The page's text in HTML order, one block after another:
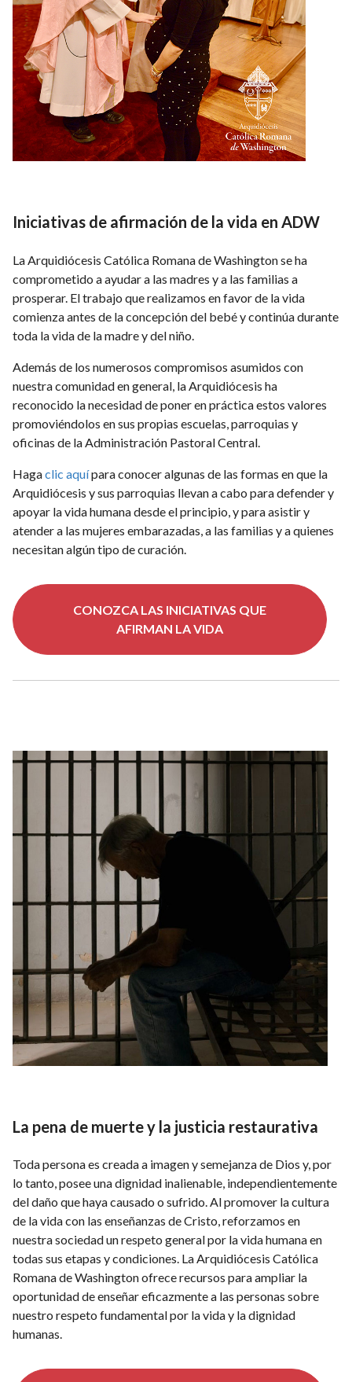
Iniciativas de afirmación de la vida en ADW
La Arquidiócesis Católica Romana de Washington se ha
comprometido a ayudar a las madres y a las familias a
prosperar. El trabajo que realizamos en favor de la vida
comienza antes de la concepción del bebé y continúa durante
toda la vida de la madre y del niño.
Además de los numerosos compromisos asumidos con
nuestra comunidad en general, la Arquidiócesis ha
reconocido la necesidad de poner en práctica estos valores
promoviéndolos en sus propias escuelas, parroquias y
oficinas de la Administración Pastoral Central.
Hagaclic aquípara conocer algunas de las formas en que la
Arquidiócesis y sus parroquias llevan a cabo para defender y
apoyar la vida humana desde el principio, y para asistir y
atender a las mujeres embarazadas, a las familias y a quienes
necesitan algún tipo de curación.
CONOZCA LAS INICIATIVAS QUE
AFIRMAN LA VIDA
La pena de muerte y la justicia restaurativa
Toda persona es creada a imagen y semejanza de Dios y, por
lo tanto, posee una dignidad inalienable, independientemente
del daño que haya causado o sufrido. Al promover la cultura
de la vida con las enseñanzas de Cristo, reforzamos en
nuestra sociedad un respeto general por la vida humana en
todas sus etapas y condiciones. La Arquidiócesis Católica
Romana de Washington ofrece recursos para ampliar la
oportunidad de enseñar eficazmente a las personas sobre
nuestro respeto fundamental por la vida y la dignidad
humanas.